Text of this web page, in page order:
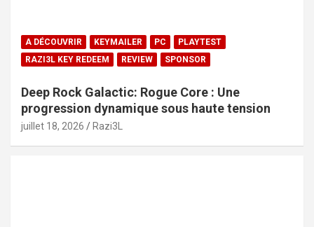
A DÉCOUVRIR KEYMAILER PC
PLAYTEST
RAZI3L KEY REDEEM
REVIEW SPONSOR
Deep Rock Galactic: Rogue Core : Une
progression dynamique sous haute tension
juillet 18, 2026 Razi3L